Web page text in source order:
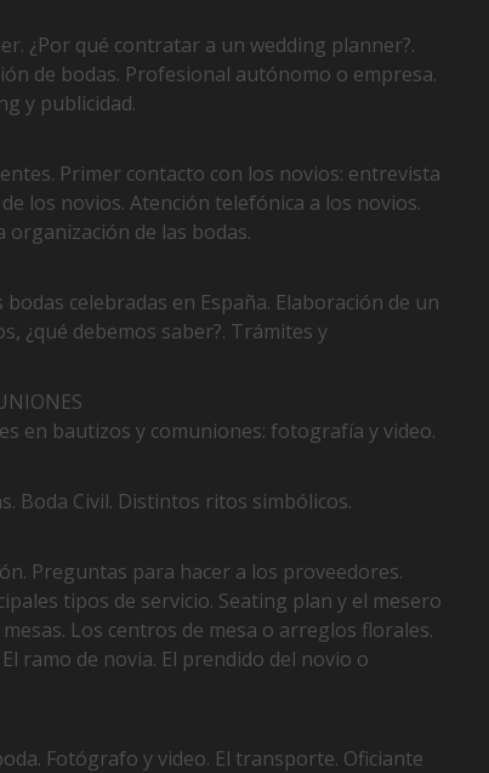
¿Por qué contratar a un wedding planner?.
de bodas. Profesional autónomo o empresa.
y publicidad.
Primer contacto con los novios: entrevista
los novios. Atención telefónica a los novios.
organización de las bodas.
celebradas en España. Elaboración de un
¿qué debemos saber?. Trámites y
en bautizos y comuniones: fotografía y video.
Boda Civil. Distintos ritos simbólicos.
Preguntas para hacer a los proveedores.
tipos de servicio. Seating plan y el mesero
Los centros de mesa o arreglos florales.
ramo de novia. El prendido del novio o
Fotógrafo y video. El transporte. Oficiante